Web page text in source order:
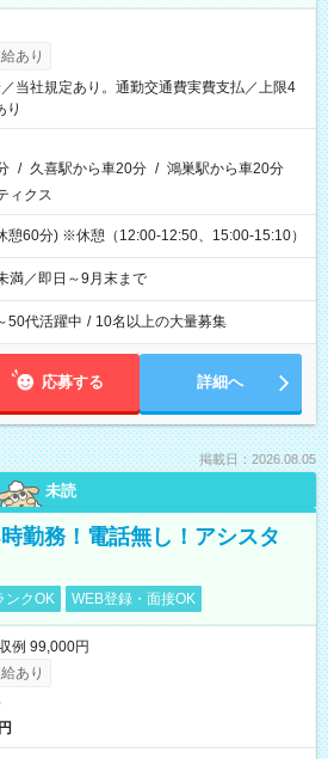
あり
当社規定あり。通勤交通費実費支払／上限4
り
/ 久喜駅から車20分 / 鴻巣駅から車20分
ィクス
憩60分) ※休憩（12:00-12:50、15:00-15:10）
満／即日～9月末まで
50代活躍中 / 10名以上の大量募集
応募する 詳細へ
掲載日：2026.08.05
未読
勤務！電話無し！アシスタ
ンクOK WEB登録・面接OK
例 99,000円
あり